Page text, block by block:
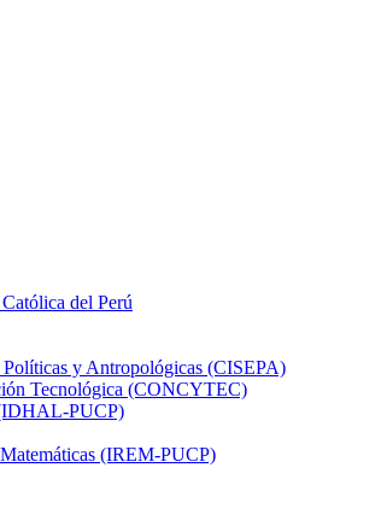
del Perú
y Antropológicas (CISEPA)
Tecnológica (CONCYTEC)
PUCP)
(IREM-PUCP)